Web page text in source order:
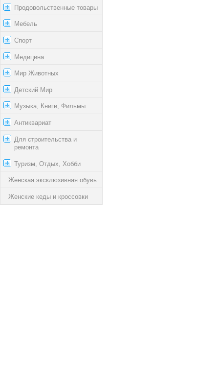
Продовольственные товары
Мебель
Спорт
Медицина
Мир Животных
Детский Мир
Музыка, Книги, Фильмы
Антиквариат
Для строительства и
ремонта
Туризм, Отдых, Хобби
Женская эксклюзивная обувь
Женские кеды и кроссовки